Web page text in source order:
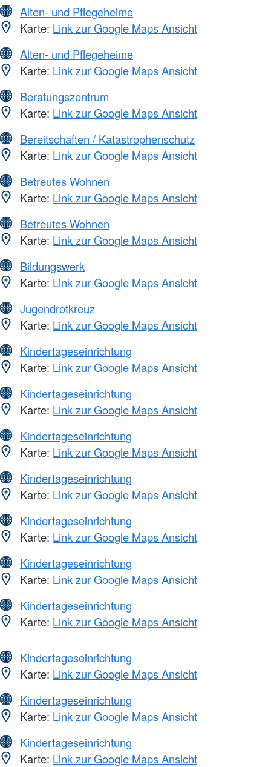
Alten- und Pflegeheime
Karte: Link zur Google Maps Ansicht
Alten- und Pflegeheime
Karte: Link zur Google Maps Ansicht
Beratungszentrum
Karte: Link zur Google Maps Ansicht
Bereitschaften / Katastrophenschutz
Karte: Link zur Google Maps Ansicht
Betreutes Wohnen
Karte: Link zur Google Maps Ansicht
Betreutes Wohnen
Karte: Link zur Google Maps Ansicht
Bildungswerk
Karte: Link zur Google Maps Ansicht
Jugendrotkreuz
Karte: Link zur Google Maps Ansicht
Kindertageseinrichtung
Karte: Link zur Google Maps Ansicht
Kindertageseinrichtung
Karte: Link zur Google Maps Ansicht
Kindertageseinrichtung
Karte: Link zur Google Maps Ansicht
Kindertageseinrichtung
Karte: Link zur Google Maps Ansicht
Kindertageseinrichtung
Karte: Link zur Google Maps Ansicht
Kindertageseinrichtung
Karte: Link zur Google Maps Ansicht
Kindertageseinrichtung
Karte: Link zur Google Maps Ansicht
Kindertageseinrichtung
Karte: Link zur Google Maps Ansicht
Kindertageseinrichtung
Karte: Link zur Google Maps Ansicht
Kindertageseinrichtung
Karte: Link zur Google Maps Ansicht